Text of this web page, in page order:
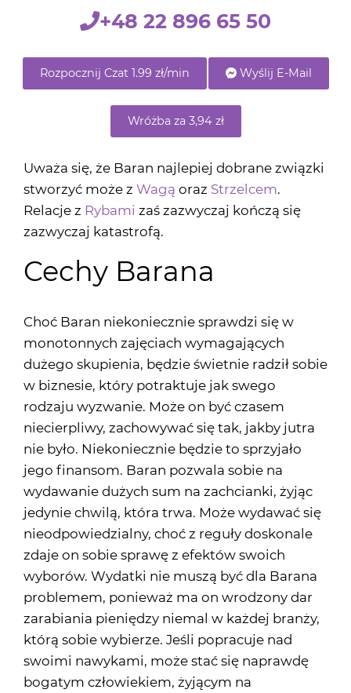
+48 22 896 65 50
Rozpocznij Czat 1.99 zł/min Wyślij E-Mail
Wróżba za 3,94 zł
Uważa się, że Baran najlepiej dobrane związki
stworzyć może z Wagą oraz Strzelcem.
Relacje z Rybami zaś zazwyczaj kończą się
zazwyczaj katastrofą.
Cechy Barana
Choć Baran niekoniecznie sprawdzi się w
monotonnych zajęciach wymagających
dużego skupienia, będzie świetnie radził sobie
w biznesie, który potraktuje jak swego
rodzaju wyzwanie. Może on być czasem
niecierpliwy, zachowywać się tak, jakby jutra
nie było. Niekoniecznie będzie to sprzyjało
jego finansom. Baran pozwala sobie na
wydawanie dużych sum na zachcianki, żyjąc
jedynie chwilą, która trwa. Może wydawać się
nieodpowiedzialny, choć z reguły doskonale
zdaje on sobie sprawę z efektów swoich
wyborów. Wydatki nie muszą być dla Barana
problemem, ponieważ ma on wrodzony dar
zarabiania pieniędzy niemal w każdej branży,
którą sobie wybierze. Jeśli popracuje nad
swoimi nawykami, może stać się naprawdę
bogatym człowiekiem, żyjącym na